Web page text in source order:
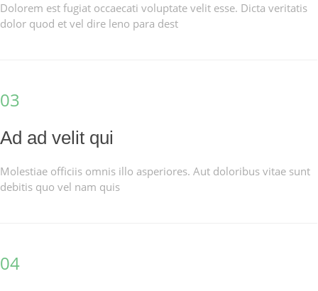
Dolorem est fugiat occaecati voluptate velit esse. Dicta veritatis
dolor quod et vel dire leno para dest
03
Ad ad velit qui
Molestiae officiis omnis illo asperiores. Aut doloribus vitae sunt
debitis quo vel nam quis
04